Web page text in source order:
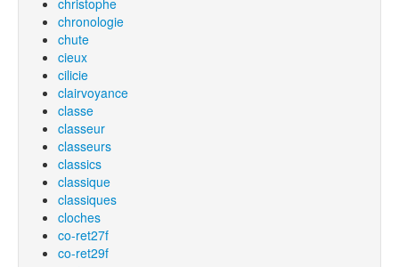
christophe
chronologie
chute
cieux
cilicie
clairvoyance
classe
classeur
classeurs
classics
classique
classiques
cloches
co-ret27f
co-ret29f